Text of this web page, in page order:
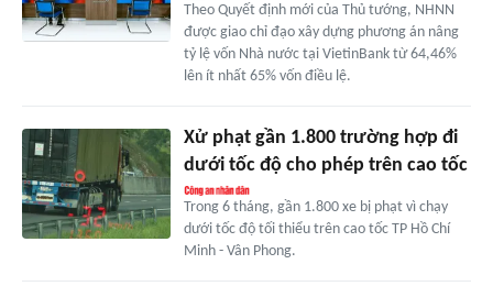
Theo Quyết định mới của Thủ tướng, NHNN
được giao chỉ đạo xây dựng phương án nâng
tỷ lệ vốn Nhà nước tại VietinBank từ 64,46%
lên ít nhất 65% vốn điều lệ.
Xử phạt gần 1.800 trường hợp đi
dưới tốc độ cho phép trên cao tốc
Trong 6 tháng, gần 1.800 xe bị phạt vì chạy
dưới tốc độ tối thiểu trên cao tốc TP Hồ Chí
Minh - Vân Phong.